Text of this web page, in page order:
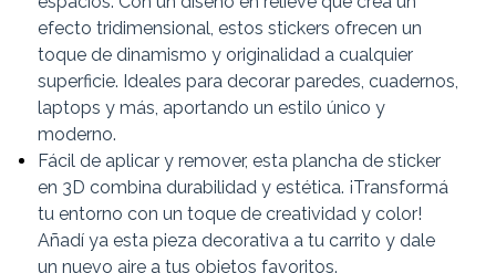
efecto tridimensional, estos stickers ofrecen un
toque de dinamismo y originalidad a cualquier
superficie. Ideales para decorar paredes, cuadernos,
laptops y más, aportando un estilo único y
moderno.
Fácil de aplicar y remover, esta plancha de sticker
en 3D combina durabilidad y estética. ¡Transformá
tu entorno con un toque de creatividad y color!
Añadí ya esta pieza decorativa a tu carrito y dale
un nuevo aire a tus objetos favoritos.